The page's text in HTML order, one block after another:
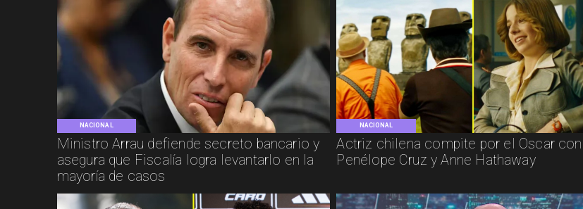
NACIONAL
Ministro Arrau defiende secreto bancario y
asegura que Fiscalía logra levantarlo en la
mayoría de casos
NACIONAL
Actriz chilena compite por el Oscar con
Penélope Cruz y Anne Hathaway